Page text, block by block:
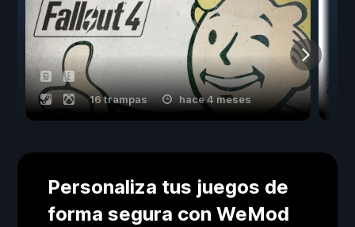
16 trampas hace 4 meses
Personaliza tus juegos de
forma segura con WeMod